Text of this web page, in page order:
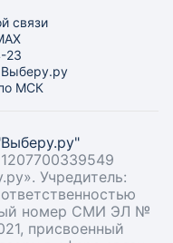
связи
23
МСК
Учредитель:
номер СМИ ЭЛ №
присвоенный